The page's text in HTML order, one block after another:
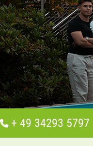
+ 49 34293 5797